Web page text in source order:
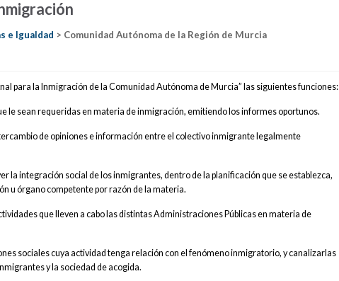
e Igualdad > Comunidad Autónoma de la Región de Murcia
para la Inmigración de la Comunidad Autónoma de Murcia” las siguientes funciones:
le sean requeridas en materia de inmigración, emitiendo los informes oportunos.
de opiniones e información entre el colectivo inmigrante legalmente
la integración social de los inmigrantes, dentro de la planificación que se establezca,
u órgano competente por razón de la materia.
que lleven a cabo las distintas Administraciones Públicas en materia de
sociales cuya actividad tenga relación con el fenómeno inmigratorio, y canalizarlas
y la sociedad de acogida.